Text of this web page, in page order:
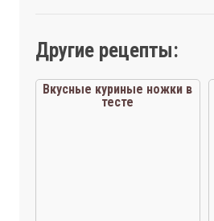
Другие рецепты:
Вкусные куриные ножки в
тесте